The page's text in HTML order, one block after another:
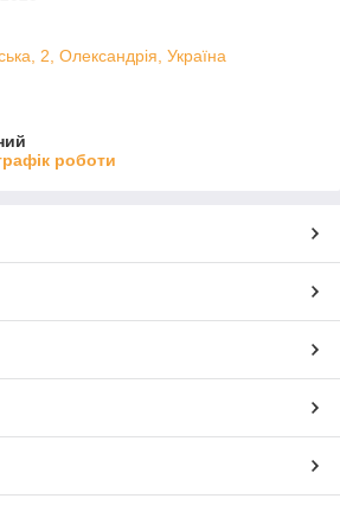
2, Олександрія, Україна
роботи